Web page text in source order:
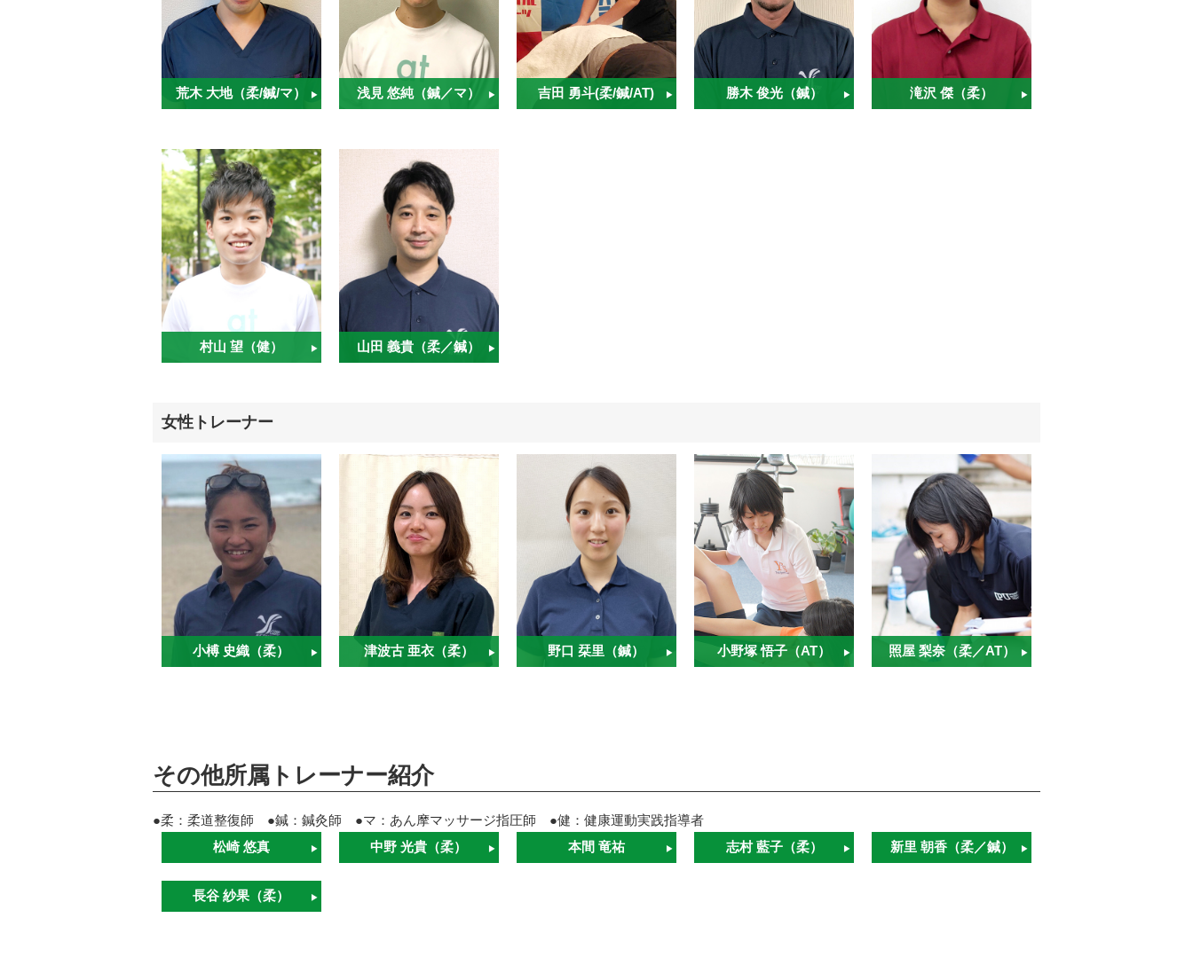
荒木 大地（柔/鍼/マ） 浅見 悠純（鍼／マ） 吉田 勇斗(柔/鍼/AT) 勝木 俊光（鍼） 滝沢 傑（柔）
村山 望（健） 山田 義貴（柔／鍼）
女性トレーナー
小榑 史織（柔） 津波古 亜衣（柔） 野口 栞里（鍼） 小野塚 悟子（AT） 照屋 梨奈（柔／AT）
その他所属トレーナー紹介
●柔：柔道整復師 ●鍼：鍼灸師 ●マ：あん摩マッサージ指圧師 ●健：健康運動実践指導者
松崎 悠真
中野 光貴（柔） 本間 竜祐 志村 藍子（柔） 新里 朝香（柔／鍼）
長谷 紗果（柔）